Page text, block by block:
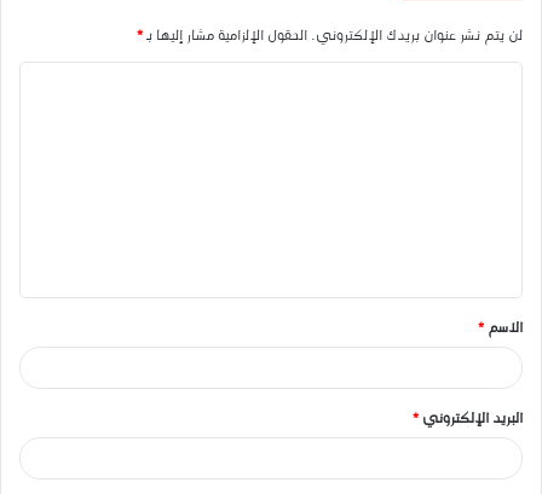
لن يتم نشر عنوان بريدك الإلكتروني. الحقول الإلزامية مشار إليها بـ*
ق
*
الاسم *
البريد الإلكتروني *